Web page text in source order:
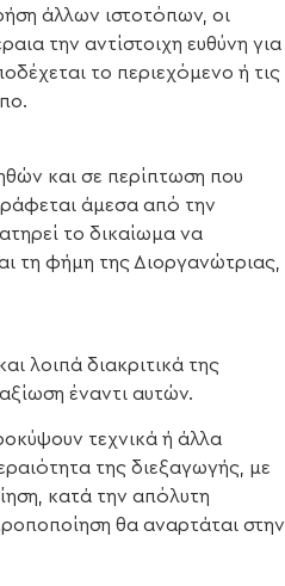
άλλων ιστοτόπων, οι
την αντίστοιχη ευθύνη για
το περιεχόμενο ή τις
και σε περίπτωση που
άμεσα από την
το δικαίωμα να
τη φήμη της Διοργανώτριας,
λοιπά διακριτικά της
έναντι αυτών.
τεχνικά ή άλλα
της διεξαγωγής, με
κατά την απόλυτη
θα αναρτάται στην